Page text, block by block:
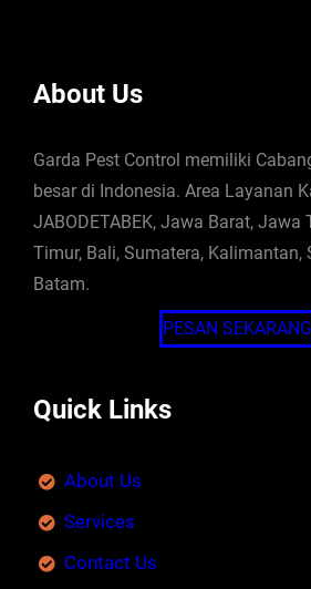
About Us
Garda Pest Control memiliki
besar di Indonesia. Area Layanan
JABODETABEK, Jawa Barat, Jawa
Timur, Bali, Sumatera, Kalimantan,
Batam.
PESAN SEKARANG
Quick Links
About Us
Services
Contact Us